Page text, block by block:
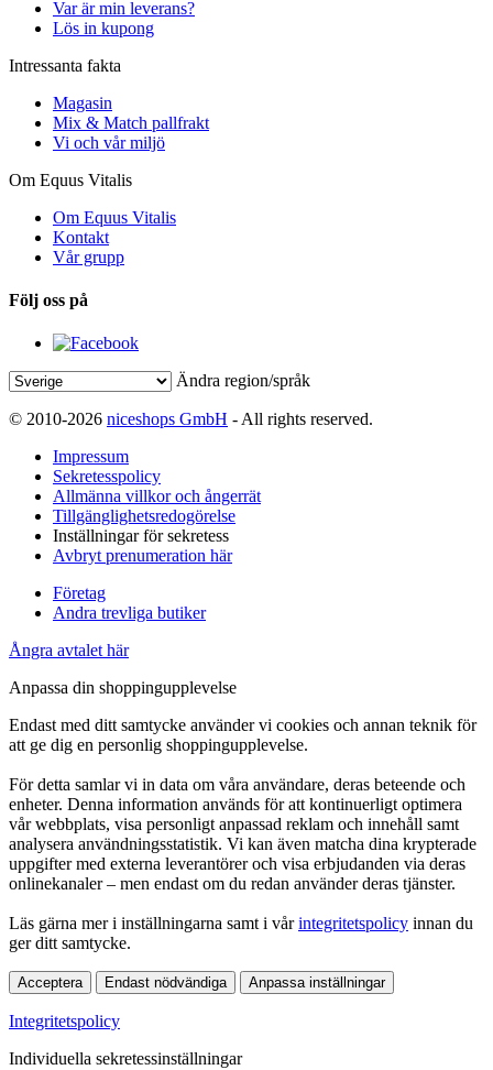
Var är min leverans?
Lös in kupong
Intressanta fakta
Magasin
Mix & Match pallfrakt
Vi och vår miljö
Om Equus Vitalis
Om Equus Vitalis
Kontakt
Vår grupp
Följ oss på
Ändra region/språk
© 2010-2026 niceshops GmbH - All rights reserved.
Impressum
Sekretesspolicy
Allmänna villkor och ångerrät
Tillgänglighetsredogörelse
Inställningar för sekretess
Avbryt prenumeration här
Företag
Andra trevliga butiker
Ångra avtalet här
Anpassa din shoppingupplevelse
Endast med ditt samtycke använder vi cookies och annan teknik för
att ge dig en personlig shoppingupplevelse.
För detta samlar vi in data om våra användare, deras beteende och
enheter. Denna information används för att kontinuerligt optimera
vår webbplats, visa personligt anpassad reklam och innehåll samt
analysera användningsstatistik. Vi kan även matcha dina krypterade
uppgifter med externa leverantörer och visa erbjudanden via deras
onlinekanaler – men endast om du redan använder deras tjänster.
Läs gärna mer i inställningarna samt i vårintegritetspolicy innan du
ger ditt samtycke.
Acceptera Endast nödvändiga Anpassa inställningar
Integritetspolicy
Individuella sekretessinställningar